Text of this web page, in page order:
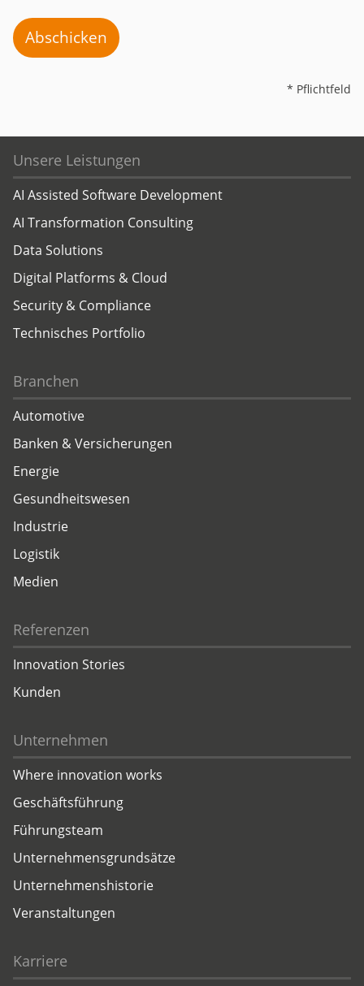
Abschicken
* Pflichtfeld
Unsere Leistungen
AI Assisted Software Development
AI Transformation Consulting
Data Solutions
Digital Platforms & Cloud
Security & Compliance
Technisches Portfolio
Branchen
Automotive
Banken & Versicherungen
Energie
Gesundheitswesen
Industrie
Logistik
Medien
Referenzen
Innovation Stories
Kunden
Unternehmen
Where innovation works
Geschäftsführung
Führungsteam
Unternehmensgrundsätze
Unternehmenshistorie
Veranstaltungen
Karriere